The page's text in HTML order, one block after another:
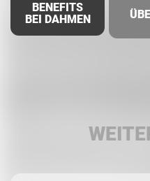
BENEFITS
BEI DAHMEN